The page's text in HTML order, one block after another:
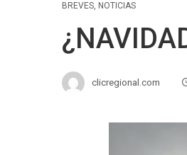
BREVES, NOTICIAS
clicregional.com